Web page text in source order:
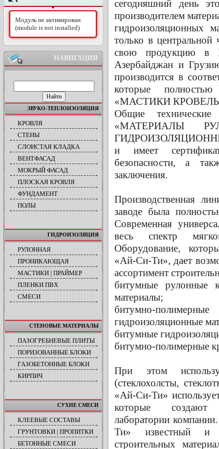
Модуль не активирован
(module is not installed)
НАВИГАЦИЯ
ЗВУКО-ТЕПЛОИЗОЛЯЦИЯ
КРОВЛЯ
СТЕНЫ
СЛОИСТАЯ КЛАДКА
ВЕНТФАСАД
МОКРЫЙ ФАСАД
ПЛОСКАЯ КРОВЛЯ
ФУНДАМЕНТ
ПОЛЫ
ГИДРОИЗОЛЯЦИЯ
РУЛОННАЯ
ПРОНИКАЮЩАЯ
МАСТИКИ | ПРАЙМЕР
ПЛЕНКИ ПВХ
СМЕСИ
СТЕНОВЫЕ МАТЕРИАЛЫ
ПАЗОГРЕБНЕВЫЕ ПЛИТЫ
ПОРИЗОВАННЫЕ БЛОКИ
ГАЗОБЕТОННЫЕ БЛОКИ
КИРПИЧ
СУХИЕ СМЕСИ
КЛЕЕВЫЕ СОСТАВЫ
ГРУНТОВКИ | ПРОПИТКИ
БЕТОННЫЕ СМЕСИ
сегодняшний день
производителем
гидроизоляционных
только в центральной
свою продукцию в
Азербайджан и
производится в
которые
«МАСТИКИ
Общие
«МАТЕРИАЛЫ
и имеет
безопасности, а
заключения.
Производственная
заводе была
Современная
весь спектр
Оборудование,
«Ай-Си-Ти», дает
ассортимент
битумные рулонные
материалы;
битумно-
гидроизоляционные
битумные
битумно-полимерные
При этом
(стеклохолсты,
«Ай-Си-Ти»
которые создают
лаборатории
Ти» известный и
строительных